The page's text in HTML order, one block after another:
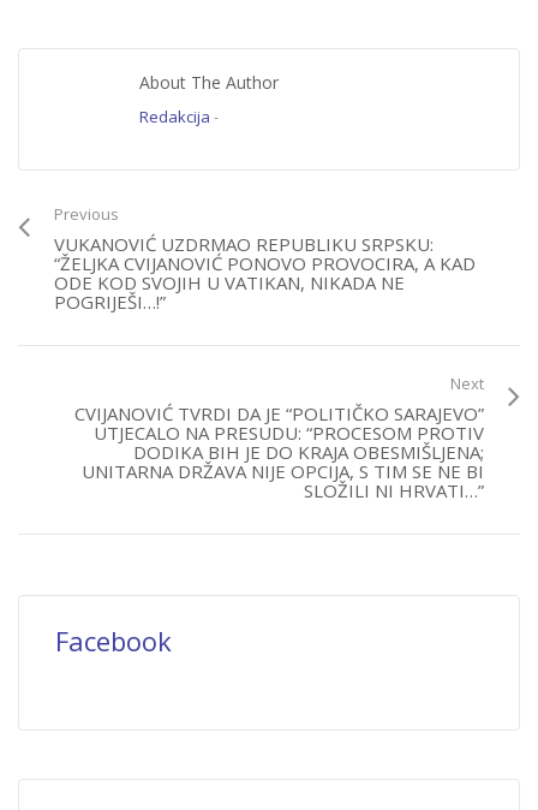
About The Author
Redakcija -
Previous
VUKANOVIĆ UZDRMAO REPUBLIKU SRPSKU:
“ŽELJKA CVIJANOVIĆ PONOVO PROVOCIRA, A KAD
ODE KOD SVOJIH U VATIKAN, NIKADA NE
POGRIJEŠI…!”
Next
CVIJANOVIĆ TVRDI DA JE “POLITIČKO SARAJEVO”
UTJECALO NA PRESUDU: “PROCESOM PROTIV
DODIKA BIH JE DO KRAJA OBESMIŠLJENA;
UNITARNA DRŽAVA NIJE OPCIJA, S TIM SE NE BI
SLOŽILI NI HRVATI…”
Facebook